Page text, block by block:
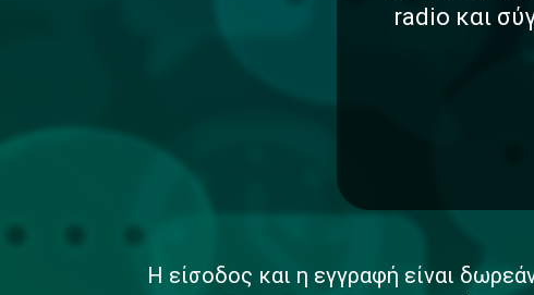
radio και
Η είσοδος και η εγγραφή είναι